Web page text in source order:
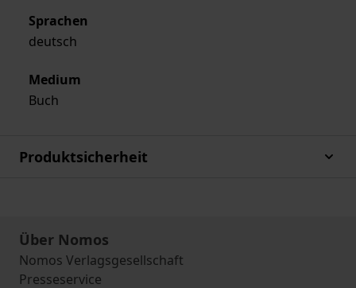
Sprachen
deutsch
Medium
Buch
Produktsicherheit
Über Nomos
Nomos Verlagsgesellschaft
Presseservice